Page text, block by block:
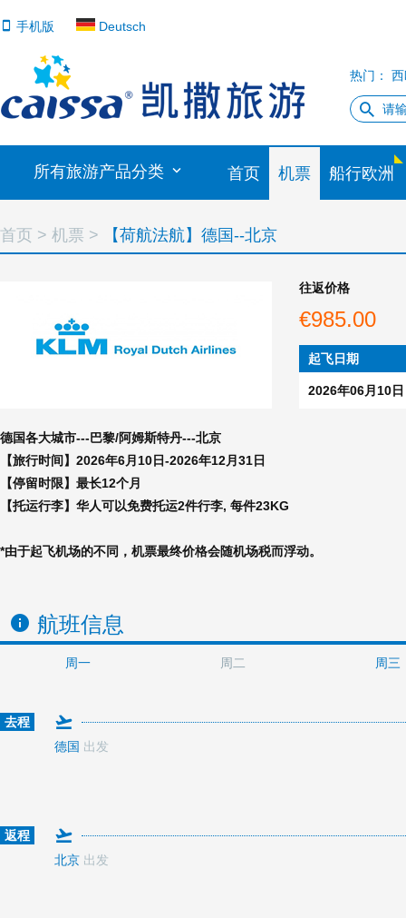
手机版 Deutsch
热门：
所有旅游产品分类 首页 机票 船行欧洲
首页 > 机票 > 【荷航法航】德国--北京
往返价格
€985.00
起飞日期
2026年06月10
德国各大城市---巴黎/阿姆斯特丹---北京
【旅行时间】2026年6月10日-2026年12月31日
【停留时限】最长12个月
【托运行李】华人可以免费托运2件行李, 每件23KG
*由于起飞机场的不同，机票最终价格会随机场税而浮动。
航班信息
周一 周二 周三
去程
德国 出发
返程
北京 出发